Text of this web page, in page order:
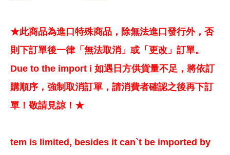
★此商品為進口特殊商品，除無法進口發行外，否
則下訂單後一律「無法取消」或「更改」訂單。
Due to the import i 如遇日方供貨量不足，將依訂
購順序，強制取消訂單，請消費者確認之後再下訂
單！敬請見諒！★
tem is limited, besides it can`t be imported by